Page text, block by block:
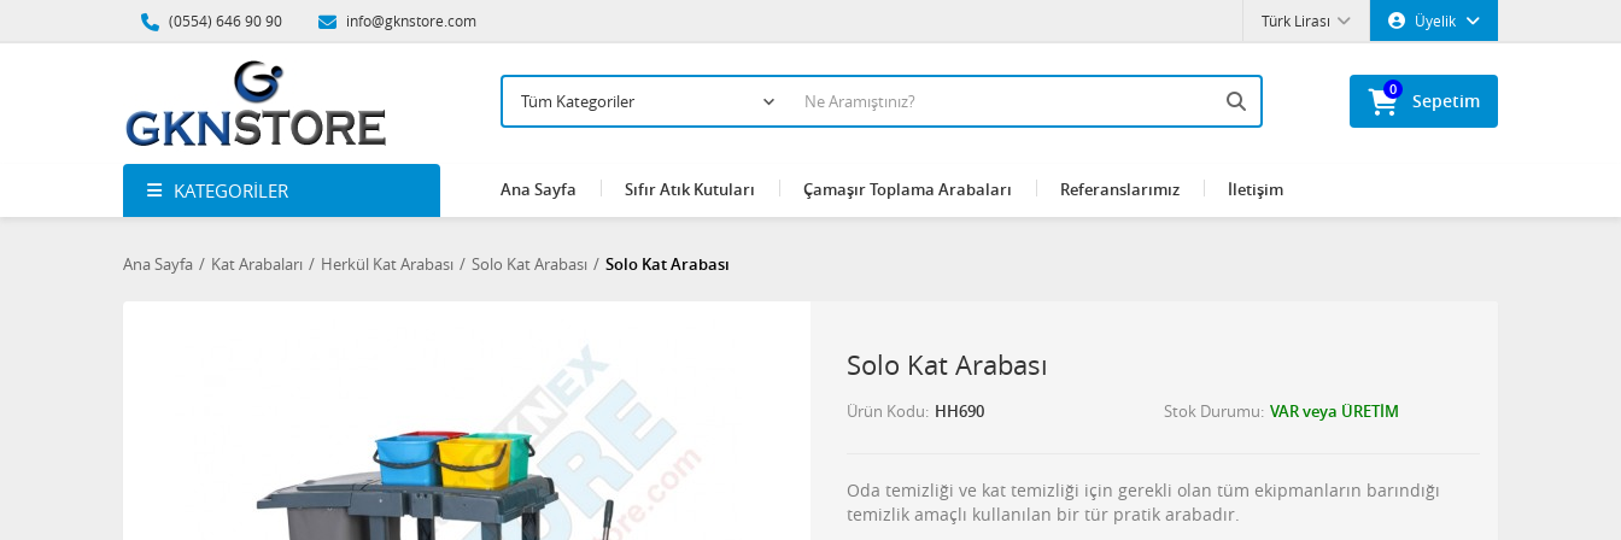
(0554) 646 90 90 info@gknstore.com Üyelik
Türk Lirası
Sepetim
0
KATEGORILER Ana Sayfa Sıfır Atık Kutuları Çamaşır Toplama Arabaları Referanslarımız İletişim
Ana Sayfa Kat Arabaları Herkül Kat Arabası Solo Kat Arabası Solo Kat Arabası
Solo Kat Arabası
Ürün Kodu HH690 Stok Durumu VAR veya ÜRETİM
Oda temizliği ve kat temizliği için gerekli olan tüm ekipmanların barındığı
temizlik amaçlı kullanılan bir tür pratik arabadır.